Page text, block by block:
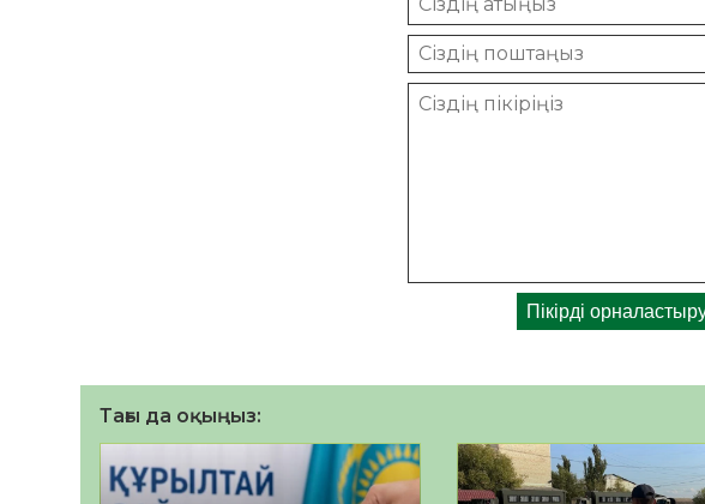
Тағы да оқыңыз: